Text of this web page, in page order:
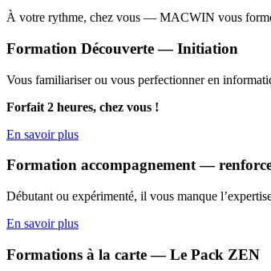
À votre rythme, chez vous — MACWIN vous
Formation Découverte — Initiation
Vous familiariser ou vous perfectionner en
Forfait 2 heures, chez vous !
En savoir plus
Formation accompagnement —
Débutant ou expérimenté, il vous manque
En savoir plus
Formations à la carte — Le Pack ZEN